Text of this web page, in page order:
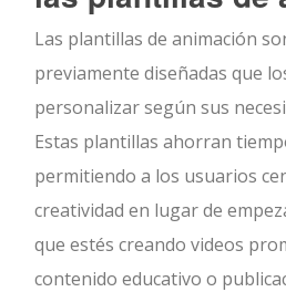
Las plantillas de animación
previamente diseñadas que
personalizar según sus
Estas plantillas ahorran
permitiendo a los usuarios
creatividad en lugar de
que estés creando videos
contenido educativo o